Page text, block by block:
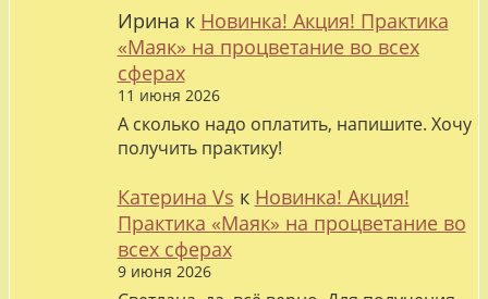
Ирина к Новинка! Акция! Практика
«Маяк» на процветание во всех
сферах
11 июня 2026
А сколько надо оплатить, напишите. Хочу
получить практику!
Катерина Vs к Новинка! Акция!
Практика «Маяк» на процветание во
всех сферах
9 июня 2026